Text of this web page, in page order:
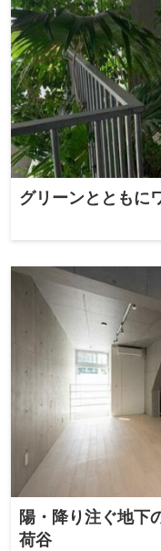
グリーンとともに
陽・降り注ぐ地下
荷谷